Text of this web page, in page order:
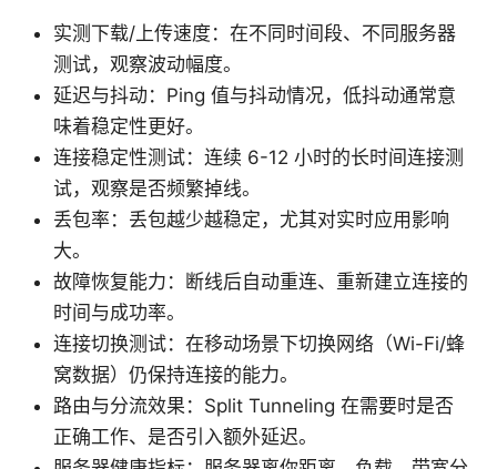
实测下载/上传速度：在不同时间段、不同服务器
测试，观察波动幅度。
延迟与抖动：Ping 值与抖动情况，低抖动通常意
味着稳定性更好。
连接稳定性测试：连续 6-12 小时的长时间连接测
试，观察是否频繁掉线。
丢包率：丢包越少越稳定，尤其对实时应用影响
大。
故障恢复能力：断线后自动重连、重新建立连接的
时间与成功率。
连接切换测试：在移动场景下切换网络（Wi-Fi/蜂
窝数据）仍保持连接的能力。
路由与分流效果：Split Tunneling 在需要时是否
正确工作、是否引入额外延迟。